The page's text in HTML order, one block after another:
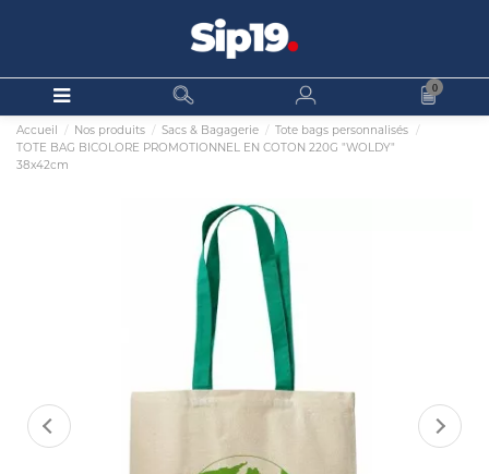
0
Accueil Nos produits Sacs & Bagagerie
Tote bags personnalisés
TOTE BAG BICOLORE PROMOTIONNEL EN COTON 220G "WOLDY"
38x42cm